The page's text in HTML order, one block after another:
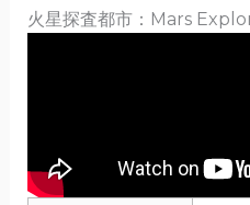
火星探査都市：Mars